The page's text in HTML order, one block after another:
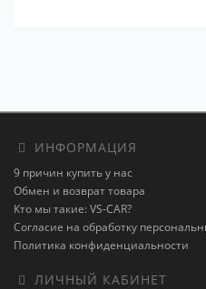
ИНФОРМАЦИЯ
9 причин купить у нас
Обмен и возврат товара
Кто мы такие: VS-CAR?
Согласие на обработку
Политика конфиденциальности
ЛИЧНЫЙ КАБИНЕТ